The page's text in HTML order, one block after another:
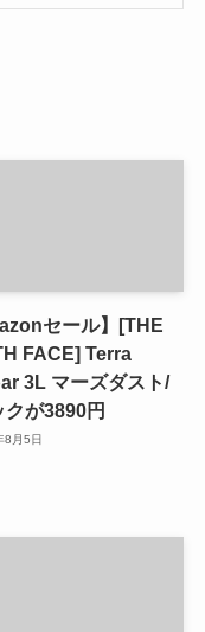
セール】[THE
FACE] Terra
3L マーズダスト/
クが3890円
8月5日